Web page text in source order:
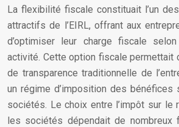
La flexibilité fiscale constituait l’un
attractifs de l’EIRL, offrant aux
d’optimiser leur charge fiscale
activité. Cette option fiscale permettait
de transparence traditionnelle de
un régime d’imposition des bénéfices
sociétés. Le choix entre l’impôt sur le
les sociétés dépendait de nombreux